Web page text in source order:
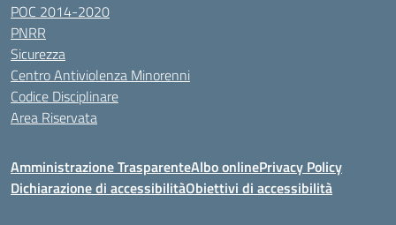
POC 2014-2020
PNRR
Sicurezza
Centro Antiviolenza Minorenni
Codice Disciplinare
Area Riservata
Amministrazione TrasparenteAlbo onlinePrivacy Policy
Dichiarazione di accessibilitàObiettivi di accessibilità